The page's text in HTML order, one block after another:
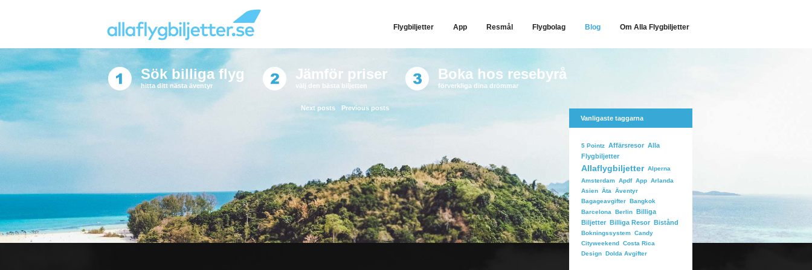
Flygbiljetter App Resmål Flygbolag Blog Om Alla Flygbiljetter
Sök billiga flyg
hitta ditt nästa äventyr
Jämför priser
välj den bästa biljetten
Boka hos resebyrå
förverkliga dina drömmar
Next posts
Previous posts
Vanligaste taggarna
5 Pointz Affärsresor Alla
Flygbiljetter
Allaflygbiljetter Alperna
Amsterdam Apdf App Arlanda
Asien Äta
Äventyr
Bagageavgifter Bangkok
Barcelona
Berlin Billiga
Biljetter Billiga Resor Bistånd
Bokningssystem Candy
Cityweekend Costa Rica
Design Dolda Avgifter